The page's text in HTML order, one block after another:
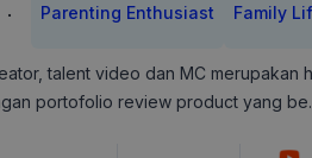
· Parenting Enthusiast Family
talent video dan MC merupakan
portofolio review product yang be